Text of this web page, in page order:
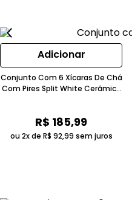
Adicionar
Conjunto Com 6 Xícaras De Chá
Com Pires Split White Cerâmica
R$ 185,99
ou 2x de R$ 92,99 sem juros